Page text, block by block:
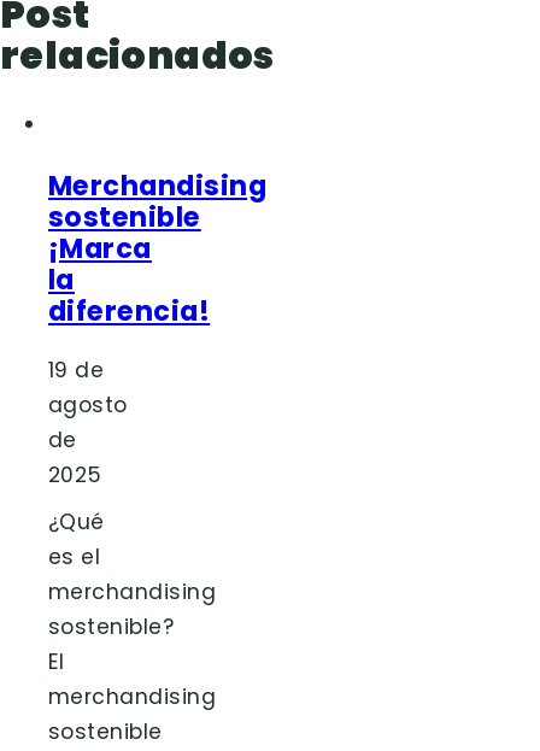
Post
relacionados
Merchandising
sostenible
¡Marca
la
diferencia!
19 de
agosto
de
2025
¿Qué
es el
merchandising
sostenible?
El
merchandising
sostenible